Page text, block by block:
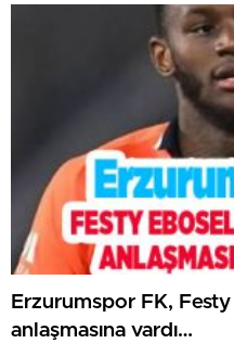
Erzurumspor FK,
anlaşmasına vardı…